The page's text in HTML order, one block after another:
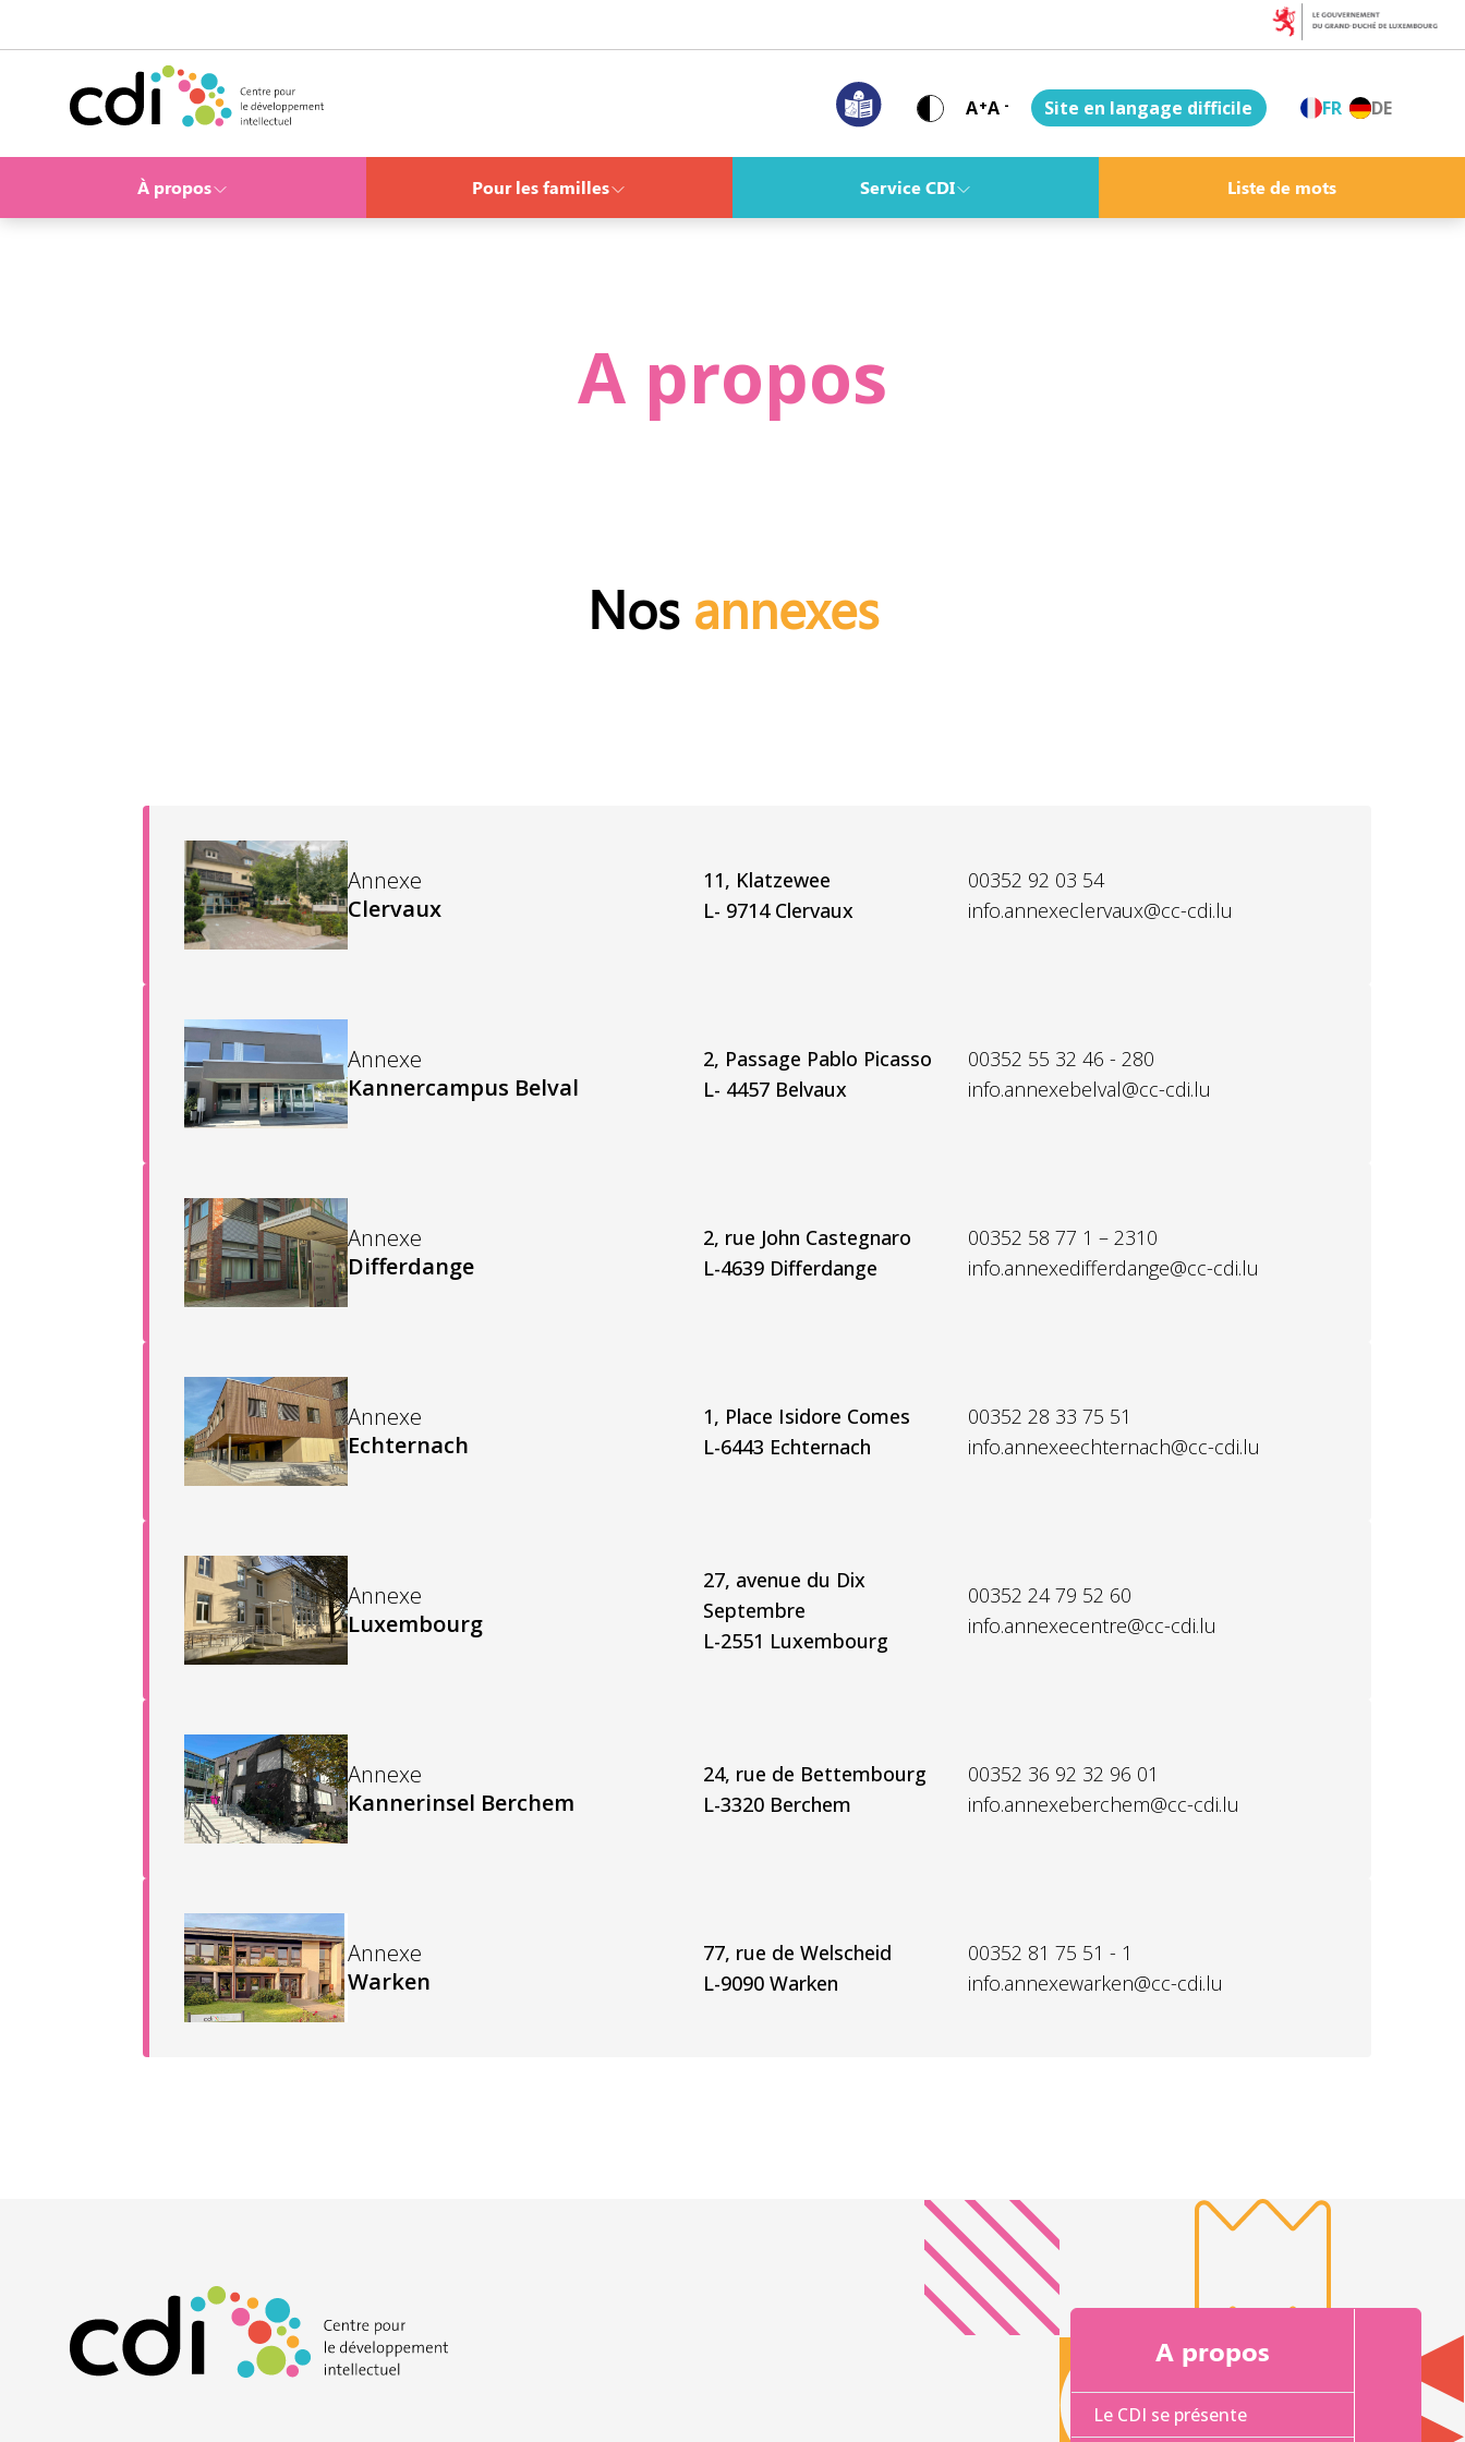
Centre pour le développement intellectuel
A+A - Site en langage difficile FR DE
À propos Pour les familles Service CDI Liste de mots
A propos
Le CDI se présente
A propos
Nosannexes
Annexe
Clervaux
11, Klatzewee
L- 9714 Clervaux
00352 92 03 54
info.annexeclervaux@cc-cdi.lu
Annexe
Kannercampus Belval
2, Passage Pablo Picasso
L- 4457 Belvaux
00352 55 32 46 - 280
info.annexebelval@cc-cdi.lu
Annexe
Differdange
2, rue John Castegnaro
L-4639 Differdange
00352 58 77 1 – 2310
info.annexedifferdange@cc-cdi.lu
Annexe
Echternach
1, Place Isidore Comes
L-6443 Echternach
00352 28 33 75 51
info.annexeechternach@cc-cdi.lu
Annexe
Luxembourg
27, avenue du Dix
Septembre
L-2551 Luxembourg
00352 24 79 52 60
info.annexecentre@cc-cdi.lu
Annexe
Kannerinsel Berchem
24, rue de Bettembourg
L-3320 Berchem
00352 36 92 32 96 01
info.annexeberchem@cc-cdi.lu
Annexe
Warken
77, rue de Welscheid
L-9090 Warken
00352 81 75 51 - 1
info.annexewarken@cc-cdi.lu